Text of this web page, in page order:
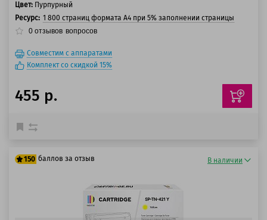
Цвет: Пурпурный
Ресурс: 1 800 страниц формата А4 при 5% заполнении страницы
0 отзывов вопросов
Совместим с аппаратами
Комплект со скидкой 15%
455 р.
150 баллов за отзыв В наличии